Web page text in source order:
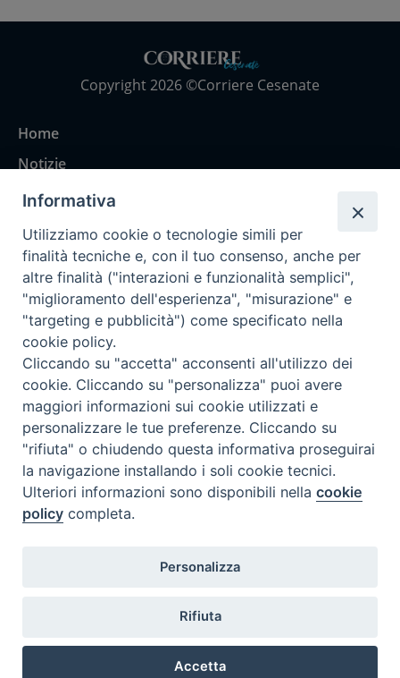
Copyright 2026 ©Corriere Cesenate
Home
Notizie
Rubriche
Chi siamo
Come abbonarsi
Contatti
Informativa
Utilizziamo cookie o tecnologie simili per
finalità tecniche e, con il tuo consenso, anche per
altre finalità ("interazioni e funzionalità semplici",
"miglioramento dell'esperienza", "misurazione" e
"targeting e pubblicità") come specificato nella
cookie policy.
Cliccando su "accetta" acconsenti all'utilizzo dei
cookie. Cliccando su "personalizza" puoi avere
maggiori informazioni sui cookie utilizzati e
personalizzare le tue preferenze. Cliccando su
"rifiuta" o chiudendo questa informativa proseguirai
la navigazione installando i soli cookie tecnici.
Ulteriori informazioni sono disponibili nellacookie
policy completa.
Personalizza
Rifiuta
Accetta